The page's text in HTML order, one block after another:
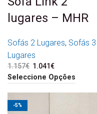
lugares – MHR
Sofás 2 Lugares, Sofás 3
Lugares
1.157€ O preço original era:
1.157€.
1.041€
1.041€.
Seleccione Opções
-5%